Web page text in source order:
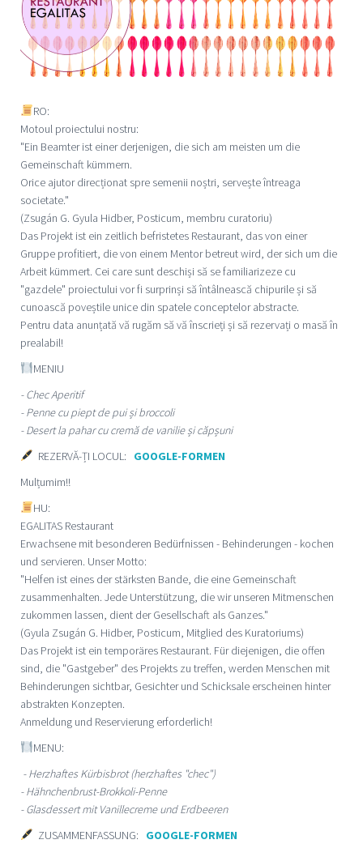
RO:
Motoul proiectului nostru:
"Ein Beamter ist einer derjenigen, die sich am meisten um die
Gemeinschaft kümmern.
Orice ajutor direcționat spre semenii noștri, servește întreaga
societate."
(Zsugán G. Gyula Hidber, Posticum, membru curatoriu)
Das Projekt ist ein zeitlich befristetes Restaurant, das von einer
Gruppe profitiert, die von einem Mentor betreut wird, der sich um die
Arbeit kümmert. Cei care sunt deschiși să se familiarizeze cu
"gazdele" proiectului vor fi surprinși să întâlnească chipurile și să
cunoască poveștile unice din spatele conceptelor abstracte.
Pentru data anunțată vă rugăm să vă înscrieți și să rezervați o masă în
prealabil!
MENIU
- Chec Aperitif
- Penne cu piept de pui și broccoli
- Desert la pahar cu cremă de vanilie și căpșuni
REZERVĂ-ȚI LOCUL: GOOGLE-FORMEN
Mulțumim!!
HU:
EGALITAS Restaurant
Erwachsene mit besonderen Bedürfnissen - Behinderungen - kochen
und servieren. Unser Motto:
"Helfen ist eines der stärksten Bande, die eine Gemeinschaft
zusammenhalten. Jede Unterstützung, die wir unseren Mitmenschen
zukommen lassen, dient der Gesellschaft als Ganzes."
(Gyula Zsugán G. Hidber, Posticum, Mitglied des Kuratoriums)
Das Projekt ist ein temporäres Restaurant. Für diejenigen, die offen
sind, die "Gastgeber" des Projekts zu treffen, werden Menschen mit
Behinderungen sichtbar, Gesichter und Schicksale erscheinen hinter
abstrakten Konzepten.
Anmeldung und Reservierung erforderlich!
MENU:
- Herzhaftes Kürbisbrot (herzhaftes "chec")
- Hähnchenbrust-Brokkoli-Penne
- Glasdessert mit Vanillecreme und Erdbeeren
ZUSAMMENFASSUNG: GOOGLE-FORMEN